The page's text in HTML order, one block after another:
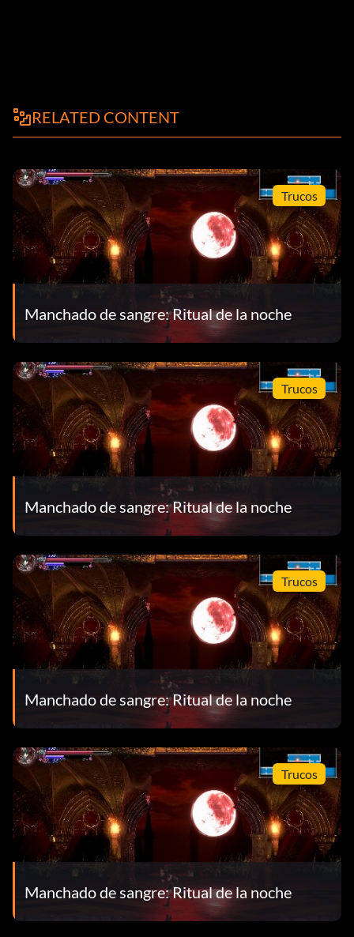
RELATED CONTENT
Trucos
Manchado de sangre: Ritual de la noche
Trucos
Manchado de sangre: Ritual de la noche
Trucos
Manchado de sangre: Ritual de la noche
Trucos
Manchado de sangre: Ritual de la noche